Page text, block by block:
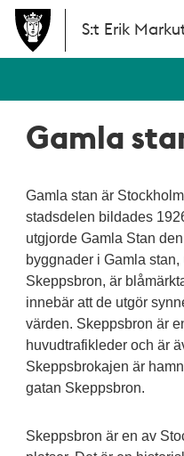
Hoppa tillS:t Erik
Gamla
Gamla stan är
stadsdelen bildades
utgjorde Gamla Stan
byggnader i Gamla
Skeppsbron, är
innebär att de utgör
värden. Skeppsbron är
huvudtrafikleder och är
Skeppsbrokajen är
gatan Skeppsbron.
Skeppsbron är en av